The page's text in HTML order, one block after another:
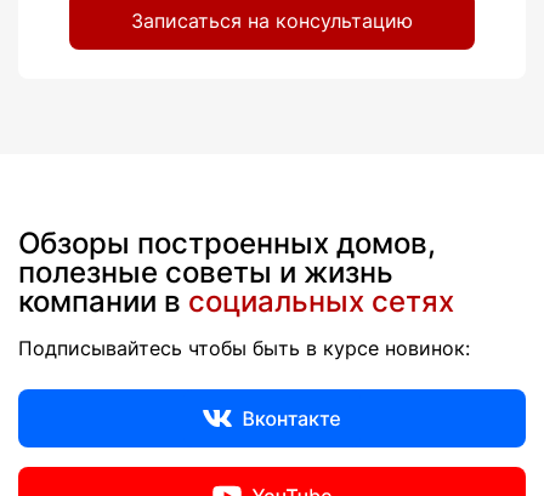
Записаться на консультацию
Обзоры построенных домов,
полезные советы и жизнь
компании в социальных сетях
Подписывайтесь чтобы быть в курсе новинок: